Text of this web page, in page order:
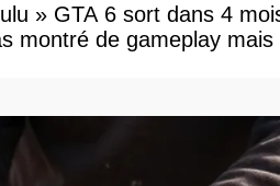
» GTA 6 sort dans 4
montré de gameplay mais